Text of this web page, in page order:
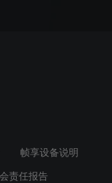
帧享设备说明
责任报告